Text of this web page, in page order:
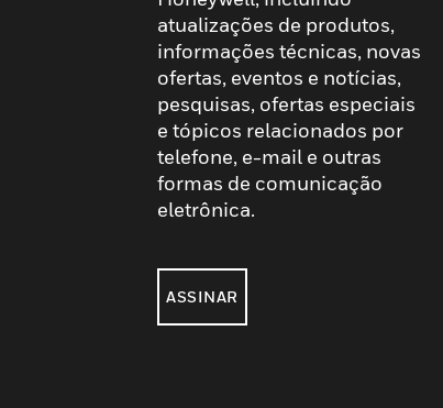
atualizações de produtos,
informações técnicas, novas
ofertas, eventos e notícias,
pesquisas, ofertas especiais
e tópicos relacionados por
telefone, e-mail e outras
formas de comunicação
eletrônica.
ASSINAR